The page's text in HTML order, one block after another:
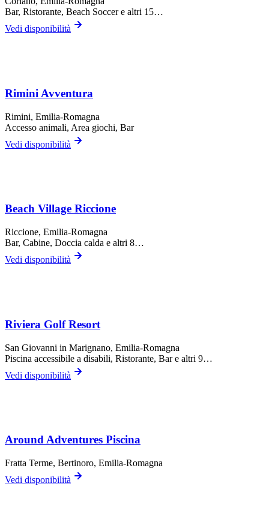
Bar, Ristorante, Beach Soccere altri 15…
Vedi disponibilità
Rimini Avventura
Rimini, Emilia-Romagna
Accesso animali, Area giochi, Bar
Vedi disponibilità
Beach Village Riccione
Riccione, Emilia-Romagna
Bar, Cabine, Doccia calda e altri 8…
Vedi disponibilità
Riviera Golf Resort
San Giovanni in Marignano, Emilia-Romagna
Piscina accessibile a disabili, Ristorante, Bare altri 9…
Vedi disponibilità
Around Adventures Piscina
Fratta Terme, Bertinoro, Emilia-Romagna
Vedi disponibilità